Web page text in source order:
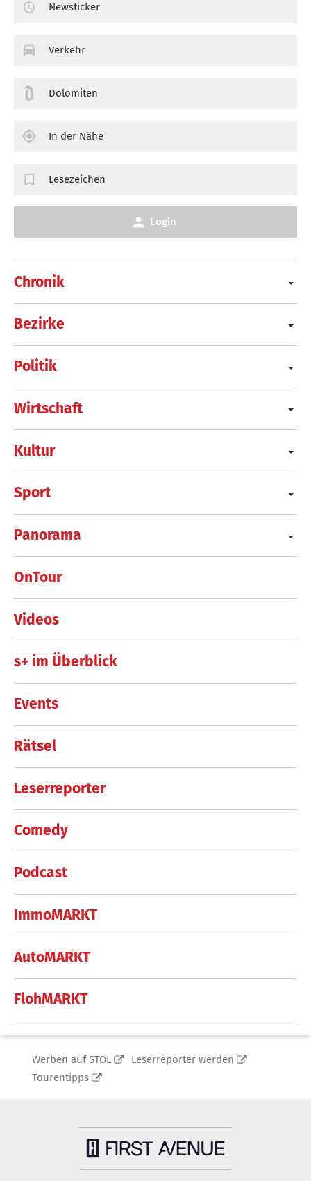
Chronik
Bezirke
Politik
Wirtschaft
Kultur
Sport
Panorama
OnTour
Videos
s+ im Überblick
Events
Rätsel
Leserreporter
Comedy
Podcast
ImmoMARKT
AutoMARKT
FlohMARKT
Newsticker
Verkehr
Dolomiten
In der Nähe
Lesezeichen
Login
Werben auf STOL
Leserreporter werden
Tourentipps